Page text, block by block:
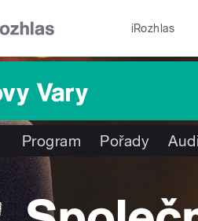
iRozhlas
Program Pořady